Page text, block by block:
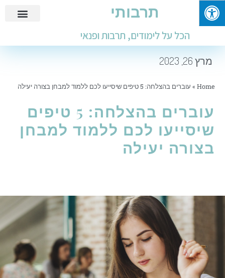
תרבותי
הכל על לימודים, תרבות ופנאי
מרץ 26, 2023
Home
»עוברים בהצלחה: 5 טיפים שיסייעו לכם ללמוד למבחן בצורה יעילה
עוברים בהצלחה: 5 טיפים
שיסייעו לכם ללמוד למבחן
בצורה יעילה